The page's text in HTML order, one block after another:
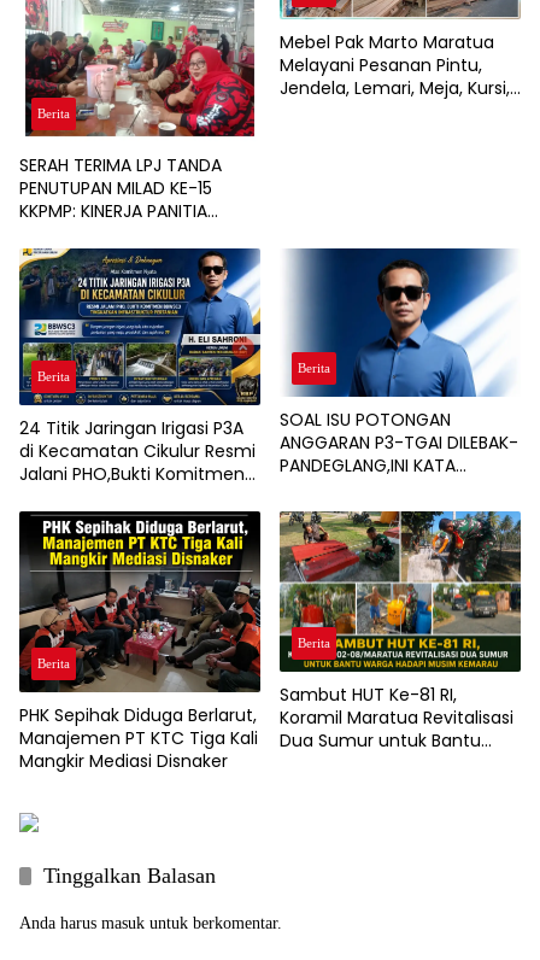
Berita
SERAH TERIMA LPJ TANDA
PENUTUPAN MILAD KE-15
KKPMP: KINERJA PANITIA
BERSIH DARI MASALAH
KEUANGAN
Mebel Pak Marto Maratua
Melayani Pesanan Pintu,
Jendela, Lemari, Meja, Kursi,
Berita
24 Titik Jaringan Irigasi P3A
di Kecamatan Cikulur Resmi
Jalani PHO,Bukti Komitmen
Infrastruktur Pertanian
Berita
SOAL ISU POTONGAN
ANGGARAN P3-TGAI DILEBAK-
PANDEGLANG,INI KATA
Berita
PHK Sepihak Diduga Berlarut,
Manajemen PT KTC Tiga Kali
Mangkir Mediasi Disnaker
Berita
Sambut HUT Ke-81 RI,
Koramil Maratua Revitalisasi
Dua Sumur untuk Bantu
Tinggalkan Balasan
Anda harus masuk untuk berkomentar.